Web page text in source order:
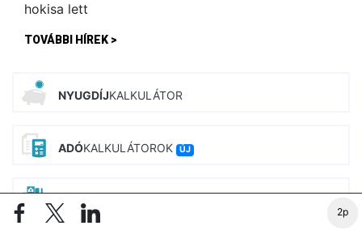
2p
TOVÁBBI HÍREK >
NYUGDÍJKALKULÁTOR
ADÓKALKULÁTOROK ÚJ
BÉR KALKULÁTOROK